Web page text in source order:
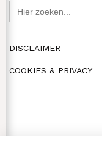
DISCLAIMER
COOKIES & PRIVACY